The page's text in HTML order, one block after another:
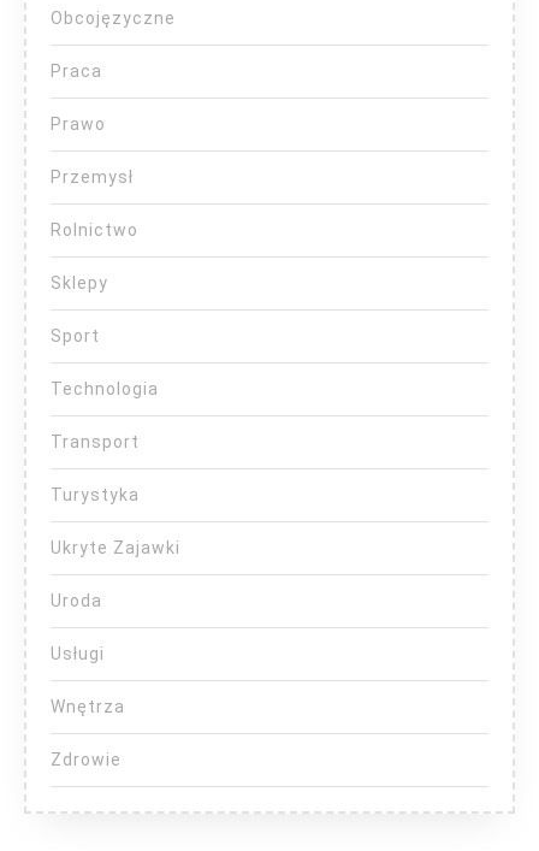
Obcojęzyczne
Praca
Prawo
Przemysł
Rolnictwo
Sklepy
Sport
Technologia
Transport
Turystyka
Ukryte Zajawki
Uroda
Usługi
Wnętrza
Zdrowie